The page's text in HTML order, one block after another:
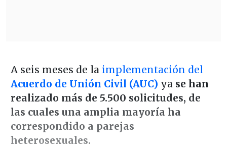
A seis meses de la implementación del
Acuerdo de Unión Civil (AUC) ya se han
realizado más de 5.500 solicitudes, de
las cuales una amplia mayoría ha
correspondido a parejas
heterosexuales.